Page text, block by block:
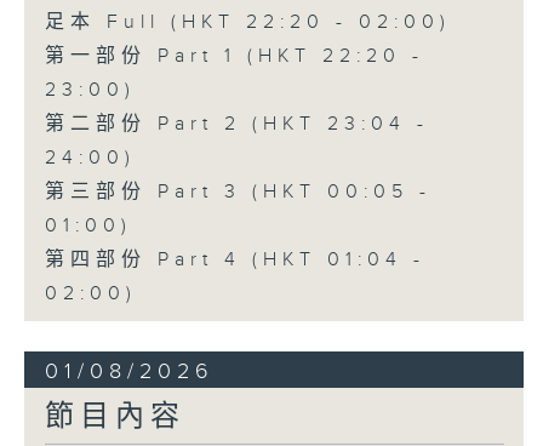
足本 Full (HKT 22:20 - 02:00)
第一部份 Part 1 (HKT 22:20 -
23:00)
第二部份 Part 2 (HKT 23:04 -
24:00)
第三部份 Part 3 (HKT 00:05 -
01:00)
第四部份 Part 4 (HKT 01:04 -
02:00)
01/08/2026
節目內容